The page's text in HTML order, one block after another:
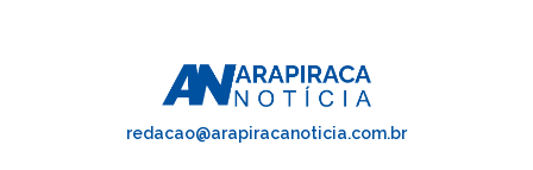
redacao@arapiracanoticia.com.br